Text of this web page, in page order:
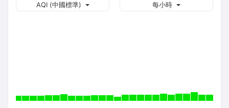
每小時
AQI (中國標準)